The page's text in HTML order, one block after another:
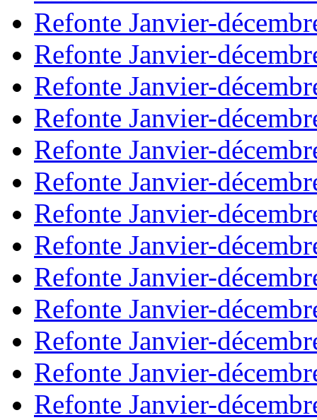
Refonte Janvier-
Refonte Janvier-
Refonte Janvier-
Refonte Janvier-
Refonte Janvier-
Refonte Janvier-
Refonte Janvier-
Refonte Janvier-
Refonte Janvier-
Refonte Janvier-
Refonte Janvier-
Refonte Janvier-
Refonte Janvier-